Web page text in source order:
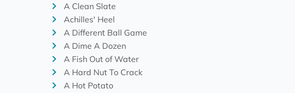
A Clean Slate
Achilles' Heel
A Different Ball Game
A Dime A Dozen
A Fish Out of Water
A Hard Nut To Crack
A Hot Potato